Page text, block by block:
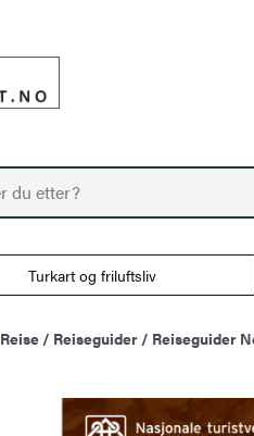
Turkart og friluftsliv
Reise / Reiseguider / Reiseguider